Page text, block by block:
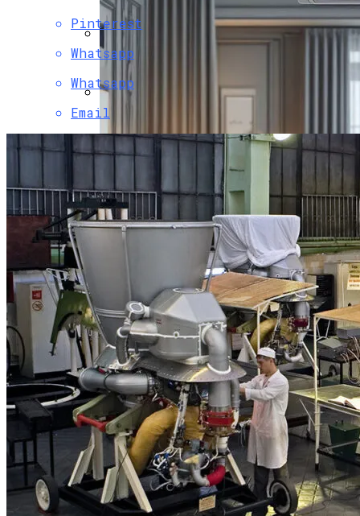
Ученые Назвали Новую Угрозу
Человечеству, Вызванную
Глобальным Потеплением
Как Изучать Библию
Мир Зазеркалья
Pinterest
Whatsapp
Whatsapp
Email